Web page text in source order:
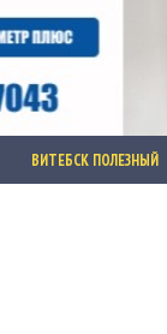
ВИТЕБСК ПОЛЕЗНЫЙ